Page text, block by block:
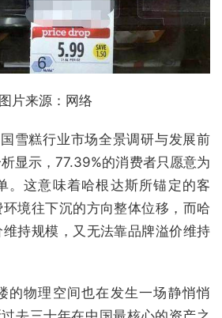
图片来源：网络
雪糕行业市场全景调研与发展前
显示，77.39%的消费者只愿意为
。这意味着哈根达斯所锚定的客
境往下沉的方向整体位移，而哈
持规模，又无法靠品牌溢价维持
的物理空间也在发生一场静悄悄